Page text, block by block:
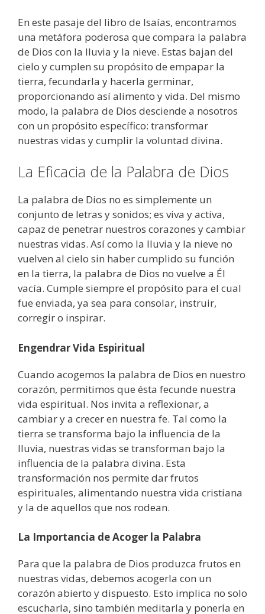
En este pasaje del libro de Isaías, encontramos
una metáfora poderosa que compara la palabra
de Dios con la lluvia y la nieve. Estas bajan del
cielo y cumplen su propósito de empapar la
tierra, fecundarla y hacerla germinar,
proporcionando así alimento y vida. Del mismo
modo, la palabra de Dios desciende a nosotros
con un propósito específico: transformar
nuestras vidas y cumplir la voluntad divina.
La Eficacia de la Palabra de Dios
La palabra de Dios no es simplemente un
conjunto de letras y sonidos; es viva y activa,
capaz de penetrar nuestros corazones y cambiar
nuestras vidas. Así como la lluvia y la nieve no
vuelven al cielo sin haber cumplido su función
en la tierra, la palabra de Dios no vuelve a Él
vacía. Cumple siempre el propósito para el cual
fue enviada, ya sea para consolar, instruir,
corregir o inspirar.
Engendrar Vida Espiritual
Cuando acogemos la palabra de Dios en nuestro
corazón, permitimos que ésta fecunde nuestra
vida espiritual. Nos invita a reflexionar, a
cambiar y a crecer en nuestra fe. Tal como la
tierra se transforma bajo la influencia de la
lluvia, nuestras vidas se transforman bajo la
influencia de la palabra divina. Esta
transformación nos permite dar frutos
espirituales, alimentando nuestra vida cristiana
y la de aquellos que nos rodean.
La Importancia de Acoger la Palabra
Para que la palabra de Dios produzca frutos en
nuestras vidas, debemos acogerla con un
corazón abierto y dispuesto. Esto implica no solo
escucharla, sino también meditarla y ponerla en